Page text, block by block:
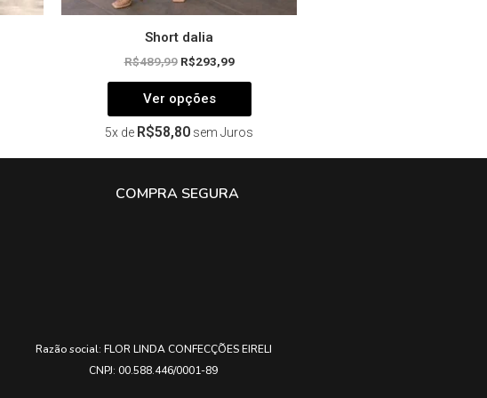
Short dalia
R$489,99 R$293,99
Ver opções
5x de R$58,80 sem Juros
COMPRA SEGURA
Razão social: FLOR LINDA CONFECÇÕES EIRELI
CNPJ: 00.588.446/0001-89